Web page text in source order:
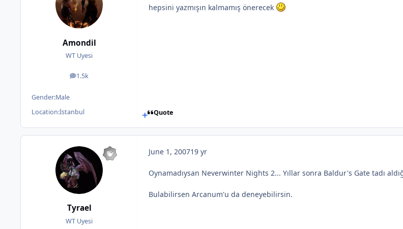
Amondil
WT Uyesi
1.5k
posts
Gender:Male
Location:İstanbul
hepsini yazmışın kalmamış önerecek
Quote
Tyrael
WT Uyesi
June 1, 200719 yr
Oynamadıysan Neverwinter Nights 2... Yıllar sonra Baldur's Gate tadı
Bulabilirsen Arcanum'u da deneyebilirsin.